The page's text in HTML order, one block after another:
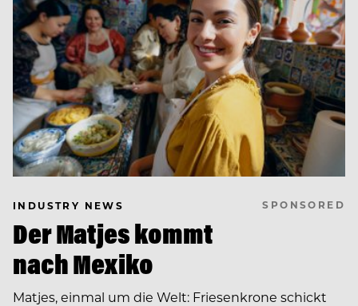
INDUSTRY NEWS SPONSORED
Der Matjes kommt
nach Mexiko
Matjes, einmal um die Welt: Friesenkrone schickt